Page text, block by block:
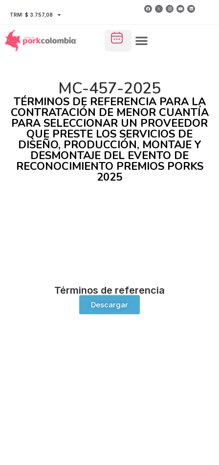
TRM: $ 3.757,08
MC-457-2025
TÉRMINOS DE REFERENCIA PARA LA
CONTRATACIÓN DE MENOR CUANTÍA
PARA SELECCIONAR UN PROVEEDOR
QUE PRESTE LOS SERVICIOS DE
DISEÑO, PRODUCCIÓN, MONTAJE Y
DESMONTAJE DEL EVENTO DE
RECONOCIMIENTO PREMIOS PORKS
2025
Términos de referencia
Descargar